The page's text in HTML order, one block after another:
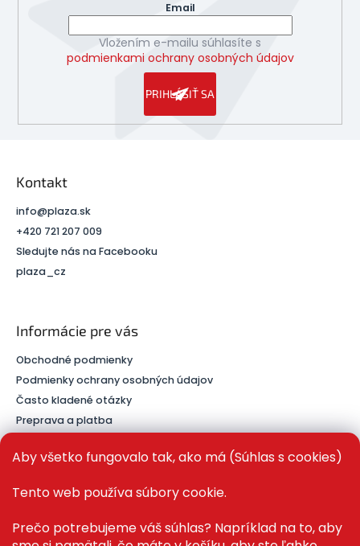
Aby všetko fungovalo tak, ako má (Súhlas s cookies)
Tento web používa súbory cookie.
Prečo potrebujeme váš súhlas? Napríklad na to, aby
Email
Vložením e-mailu súhlasíte s
podmienkami ochrany osobných údajov
PRIHLÁSIŤ SA
Kontakt
info@plaza.sk
+420 721 207 009
Sledujte nás na Facebooku
plaza_cz
Informácie pre vás
Obchodné podmienky
Podmienky ochrany osobných údajov
Často kladené otázky
Preprava a platba
PRE ZÁKAZNÍKOV